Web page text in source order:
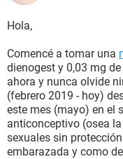
BIENESTAR
SEXUALIDAD
GLOSARIO
Hola,
Comencé a tomar una
dienogest y 0,03 mg de
ahora y nunca olvide
(febrero 2019 - hoy)
este mes (mayo) en el
anticonceptivo (osea
sexuales sin
embarazada y como